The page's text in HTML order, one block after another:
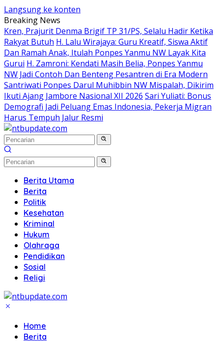
Langsung ke konten
Breaking News
Kren, Prajurit Denma Brigif TP 31/PS, Selalu Hadir Ketika
Rakyat Butuh H. Lalu Wirajaya: Guru Kreatif, Siswa Aktif
Dan Ramah Anak, Itulah Ponpes Yanmu NW Layak Kita
Gurui H. Zamroni: Kendati Masih Belia, Ponpes Yanmu
NW Jadi Contoh Dan Benteng Pesantren di Era Modern
Santriwati Ponpes Darul Muhibbin NW Mispalah, Dikirim
Ikuti Ajang Jambore Nasional XII 2026 Sari Yuliati: Bonus
Demografi Jadi Peluang Emas Indonesia, Pekerja Migran
Harus Tempuh Jalur Resmi
Berita Utama
Berita
Politik
Kesehatan
Kriminal
Hukum
Olahraga
Pendidikan
Sosial
Religi
Home
Berita